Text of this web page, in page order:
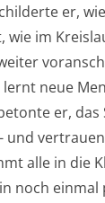
er,
wie im
lernt neue
er,
und
alle in die
noch